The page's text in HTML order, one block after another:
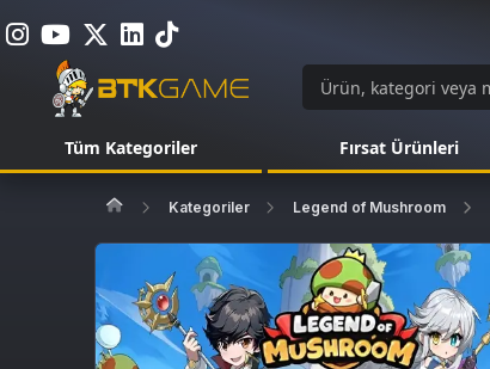
Tüm Kategoriler Fırsat Ürünleri
Kategoriler Legend of Mushroom